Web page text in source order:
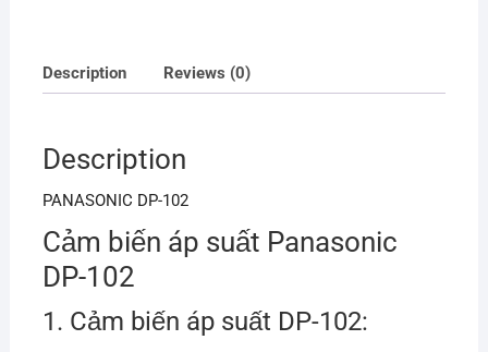
Description Reviews (0)
Description
PANASONIC DP-102
Cảm biến áp suất Panasonic
DP-102
1. Cảm biến áp suất DP-102: